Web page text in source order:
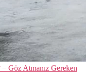
Göz Atmanız Gereken